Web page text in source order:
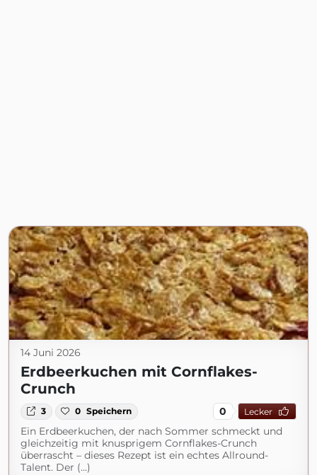
14 Juni 2026
Erdbeerkuchen mit Cornflakes-
Crunch
3 0 Speichern 0 Lecker
Ein Erdbeerkuchen, der nach Sommer schmeckt und
gleichzeitig mit knusprigem Cornflakes-Crunch
überrascht – dieses Rezept ist ein echtes Allround-
Talent. Der (...)